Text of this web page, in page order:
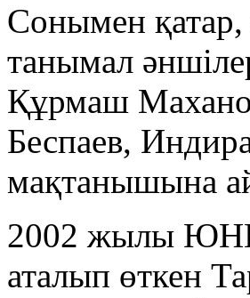
Сонымен
танымал
Құрмаш
Беспаев,
мақтанышына
2002 жылы
аталып өткен